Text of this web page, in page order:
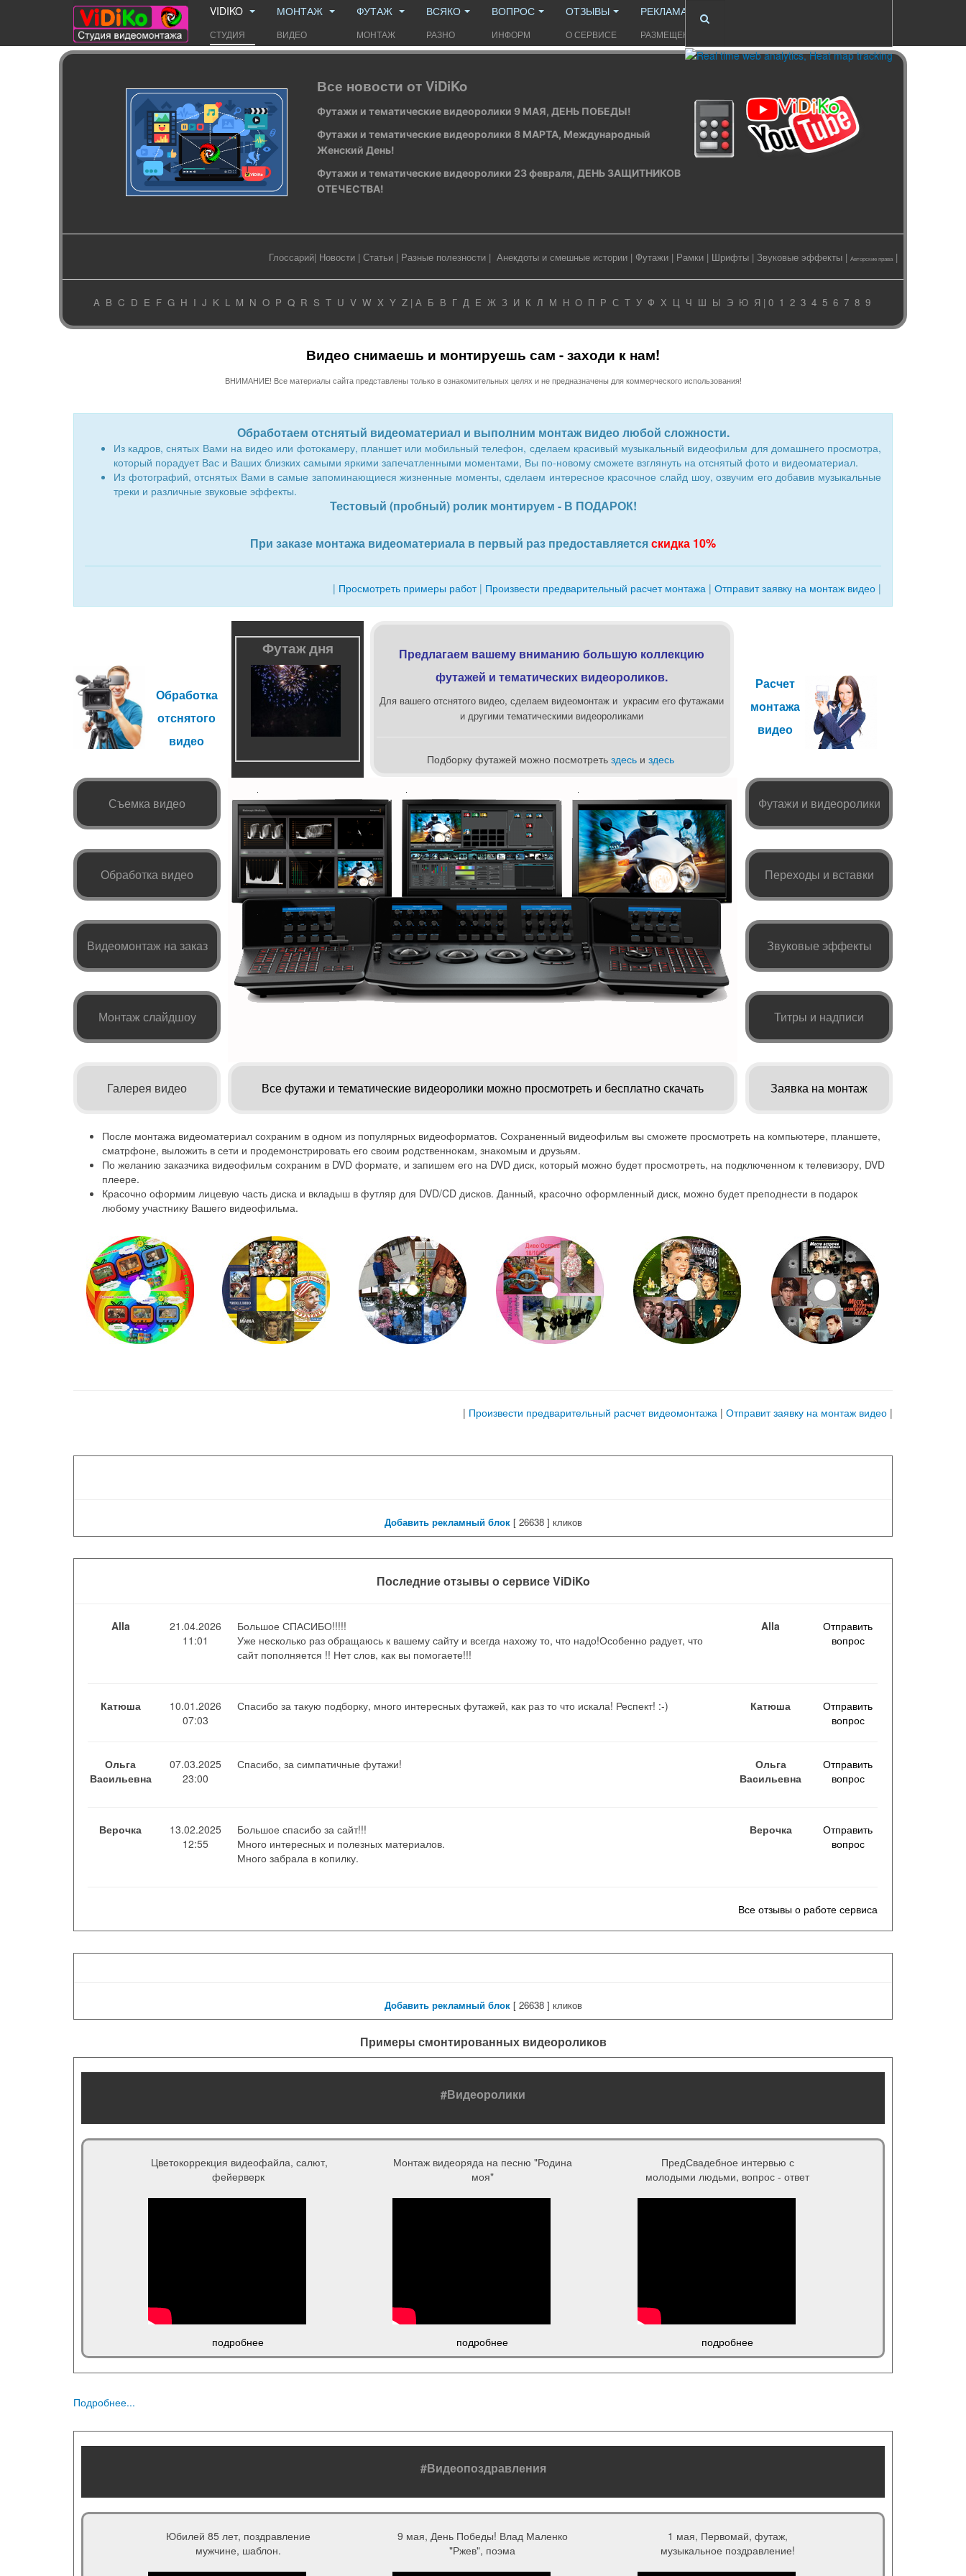
VIDIKO
СТУДИЯ
МОНТАЖ
ВИДЕО
ФУТАЖ
МОНТАЖ
ВСЯКО
РАЗНО
ВОПРОС
ИНФОРМ
ОТЗЫВЫ
О СЕРВИСЕ
РЕКЛАМА
РАЗМЕЩЕНИЕ
Все новости от ViDiKo
Футажи и тематические видеоролики 9 МАЯ, ДЕНЬ ПОБЕДЫ!
Футажи и тематические видеоролики 8 МАРТА, Международный
Женский День!
Футажи и тематические видеоролики 23 февраля, ДЕНЬ ЗАЩИТНИКОВ
ОТЕЧЕСТВА!
Глоссарий| Новости | Статьи | Разные полезности | Анекдоты и смешные истории | Футажи | Рамки | Шрифты | Звуковые эффекты | Авторские права |
A B C D E F G H I J K L M N O P Q R S T U V W X Y Z| А Б В Г Д Е Ж З И К Л М Н О П Р С Т У Ф Х Ц Ч Ш Ы Э Ю Я| 0 1 2 3 4 5 67 89
Видео снимаешь и монтируешь сам - заходи к нам!
ВНИМАНИЕ! Все материалы сайта представлены только в ознакомительных целях и не предназначены для коммерческого использования!
Обработаем отснятый видеоматериал и выполним монтаж видео любой сложности.
Из кадров, снятых Вами на видео или фотокамеру, планшет или мобильный телефон, сделаем красивый музыкальный видеофильм для домашнего просмотра,
который порадует Вас и Ваших близких самыми яркими запечатленными моментами, Вы по-новому сможете взглянуть на отснятый фото и видеоматериал.
Из фотографий, отснятых Вами в самые запоминающиеся жизненные моменты, сделаем интересное красочное слайд шоу, озвучим его добавив музыкальные
треки и различные звуковые эффекты.
Тестовый (пробный) ролик монтируем - В ПОДАРОК!
При заказе монтажа видеоматериала в первый раз предоставляетсяскидка 10%
| Просмотреть примеры работ| Произвести предварительный расчет монтажа | Отправит заявку на монтаж видео |
Обработка
отснятого
видео
Предлагаем вашему вниманию большую коллекцию
футажей и тематических видеороликов.
Для вашего отснятого видео, сделаем видеомонтаж и украсим его футажами
и другими тематическими видеороликами
Подборку футажей можно посмотреть здесьи здесь
Футаж дня
Расчет
монтажа
видео
Съемка видео * * Футажи и видеоролики
Обработка видео Переходы и вставки
Видеомонтаж на заказ Звуковые эффекты
Монтаж слайдшоу Титры и надписи
Галерея видео Все футажи и тематические видеоролики можно просмотреть и бесплатно скачать Заявка на монтаж
После монтажа видеоматериал сохраним в одном из популярных видеоформатов. Сохраненный видеофильм вы сможете просмотреть на компьютере, планшете,
сматрфоне, выложить в сети и продемонстрировать его своим родственнокам, знакомым и друзьям.
По желанию заказчика видеофильм сохраним в DVD формате, и запишем его на DVD диск, который можно будет просмотреть, на подключенном к телевизору, DVD
плеере.
Красочно оформим лицевую часть диска и вкладыш в футляр для DVD/CD дисков. Данный, красочно оформленный диск, можно будет преподнести в подарок
любому участнику Вашего видеофильма.
| Произвести предварительный расчет видеомонтажа | Отправит заявку на монтаж видео |
Добавить рекламный блок [ 26638 ] кликов
Последние отзывы о сервисе ViDiKo
Alla
21.04.2026
11:01
Большое СПАСИБО!!!!!
Уже несколько раз обращаюсь к вашему сайту и всегда нахожу то, что надо!Особенно радует, что
сайт пополняется !! Нет слов, как вы помогаете!!!
Alla
Отправить
вопрос
Катюша
10.01.2026
07:03
Спасибо за такую подборку, много интересных футажей, как раз то что искала! Респект! :-) Катюша
Отправить
вопрос
Ольга
Васильевна
07.03.2025
23:00
Спасибо, за симпатичные футажи!
Ольга
Васильевна
Отправить
вопрос
Верочка
13.02.2025
12:55
Большое спасибо за сайт!!!
Много интересных и полезных материалов.
Много забрала в копилку.
Верочка
Отправить
вопрос
Все отзывы о работе сервиса
Добавить рекламный блок [ 26638 ] кликов
Примеры смонтированных видеороликов
#Видеоролики
Цветокоррекция видеофайла, салют,
фейерверк
Монтаж видеоряда на песню "Родина
моя"
ПредСвадебное интервью с
молодыми людьми, вопрос - ответ
подробнее подробнее подробнее
Подробнее...
#Видеопоздравления
Юбилей 85 лет, поздравление
мужчине, шаблон.
9 мая, День Победы! Влад Маленко
"Ржев", поэма
1 мая, Первомай, футаж,
музыкальное поздравление!